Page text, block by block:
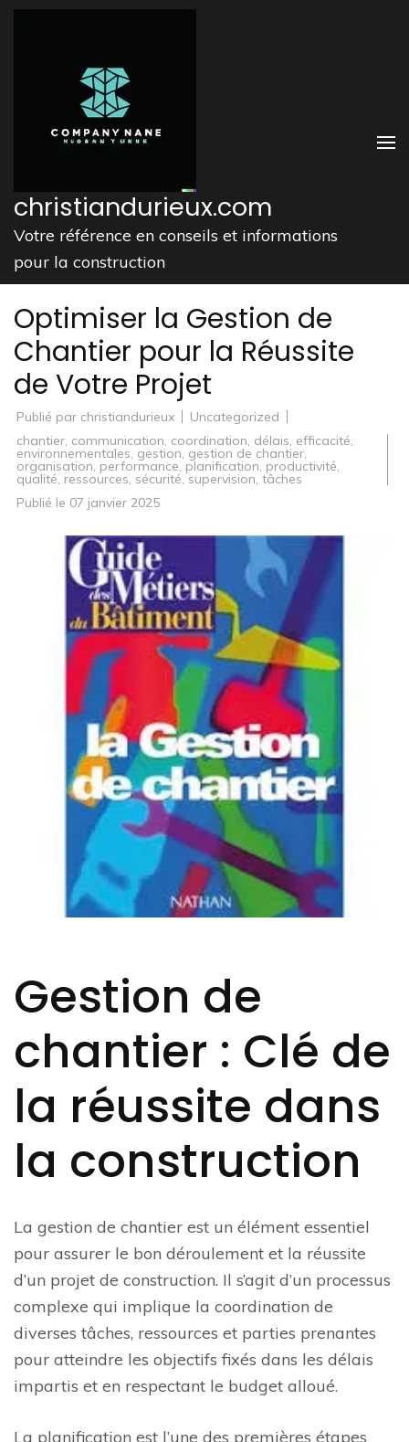
Aller
christiandurieux.com
Votre référence en conseils et informations
pour la construction
Optimiser la Gestion de
Chantier pour la Réussite
de Votre Projet
Publié par christiandurieux
Uncategorized
chantier, communication, coordination, délais, efficacité,
environnementales, gestion, gestion de chantier,
organisation, performance, planification, productivité,
qualité, ressources, sécurité,supervision, tâches
Publié le 07 janvier 2025
Gestion de
chantier : Clé de
la réussite dans
la construction
La gestion de chantier est un élément essentiel
pour assurer le bon déroulement et la réussite
d’un projet de construction. Il s’agit d’un processus
complexe qui implique la coordination de
diverses tâches, ressources et parties prenantes
pour atteindre les objectifs fixés dans les délais
impartis et en respectant le budget alloué.
La planification est l’une des premières étapes